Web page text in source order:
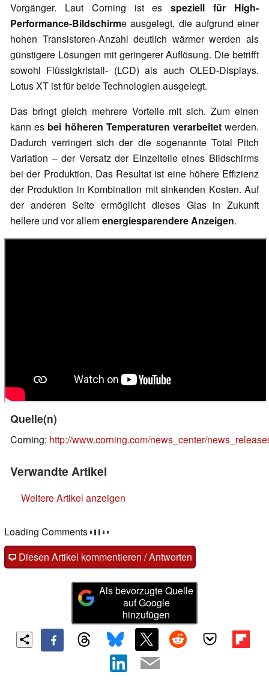
Vorgänger. Laut Corning ist esspeziell für High-
Performance-Bildschirme ausgelegt, die aufgrund einer
hohen Transistoren-Anzahl deutlich wärmer werden als
günstigere Lösungen mit geringerer Auflösung. Die betrifft
sowohl Flüssigkristall- (LCD) als auch OLED-Displays.
Lotus XT ist für beide Technologien ausgelegt.
Das bringt gleich mehrere Vorteile mit sich. Zum einen
kann es bei höheren Temperaturen verarbeitetwerden.
Dadurch verringert sich der die sogenannte Total Pitch
Variation – der Versatz der Einzelteile eines Bildschirms
bei der Produktion. Das Resultat ist eine höhere Effizienz
der Produktion in Kombination mit sinkenden Kosten. Auf
der anderen Seite ermöglicht dieses Glas in Zukunft
hellere und vor allemenergiesparendere Anzeigen.
Quelle(n)
Corning: http://www.corning.com/news_center/
Verwandte Artikel
Weitere Artikel anzeigen
Loading Comments
Diesen Artikel kommentieren / Antworten
Als bevorzugte Quelle
auf Google
hinzufügen